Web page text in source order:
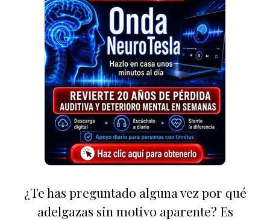
¿Te has preguntado alguna vez por qué
adelgazas sin motivo aparente? Es